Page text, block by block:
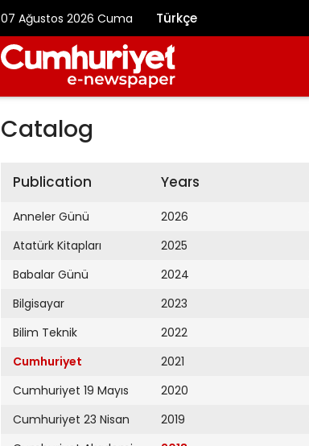
07 Ağustos 2026 Cuma Türkçe
Catalog
Publication
Anneler Günü
Atatürk Kitapları
Babalar Günü
Bilgisayar
Bilim Teknik
Cumhuriyet
Cumhuriyet 19 Mayıs
Cumhuriyet 23 Nisan
Years
2026
2025
2024
2023
2022
2021
2020
2019